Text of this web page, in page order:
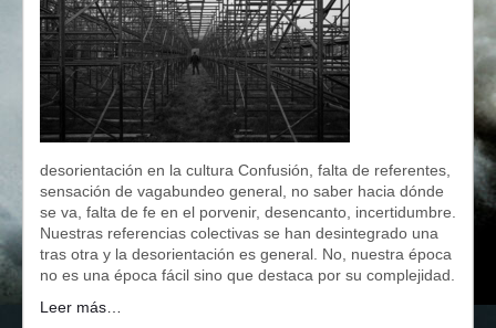
desorientación en la cultura Confusión, falta de referentes,
sensación de vagabundeo general, no saber hacia dónde
se va, falta de fe en el porvenir, desencanto, incertidumbre.
Nuestras referencias colectivas se han desintegrado una
tras otra y la desorientación es general. No, nuestra época
no es una época fácil sino que destaca por su complejidad.
Leer más…